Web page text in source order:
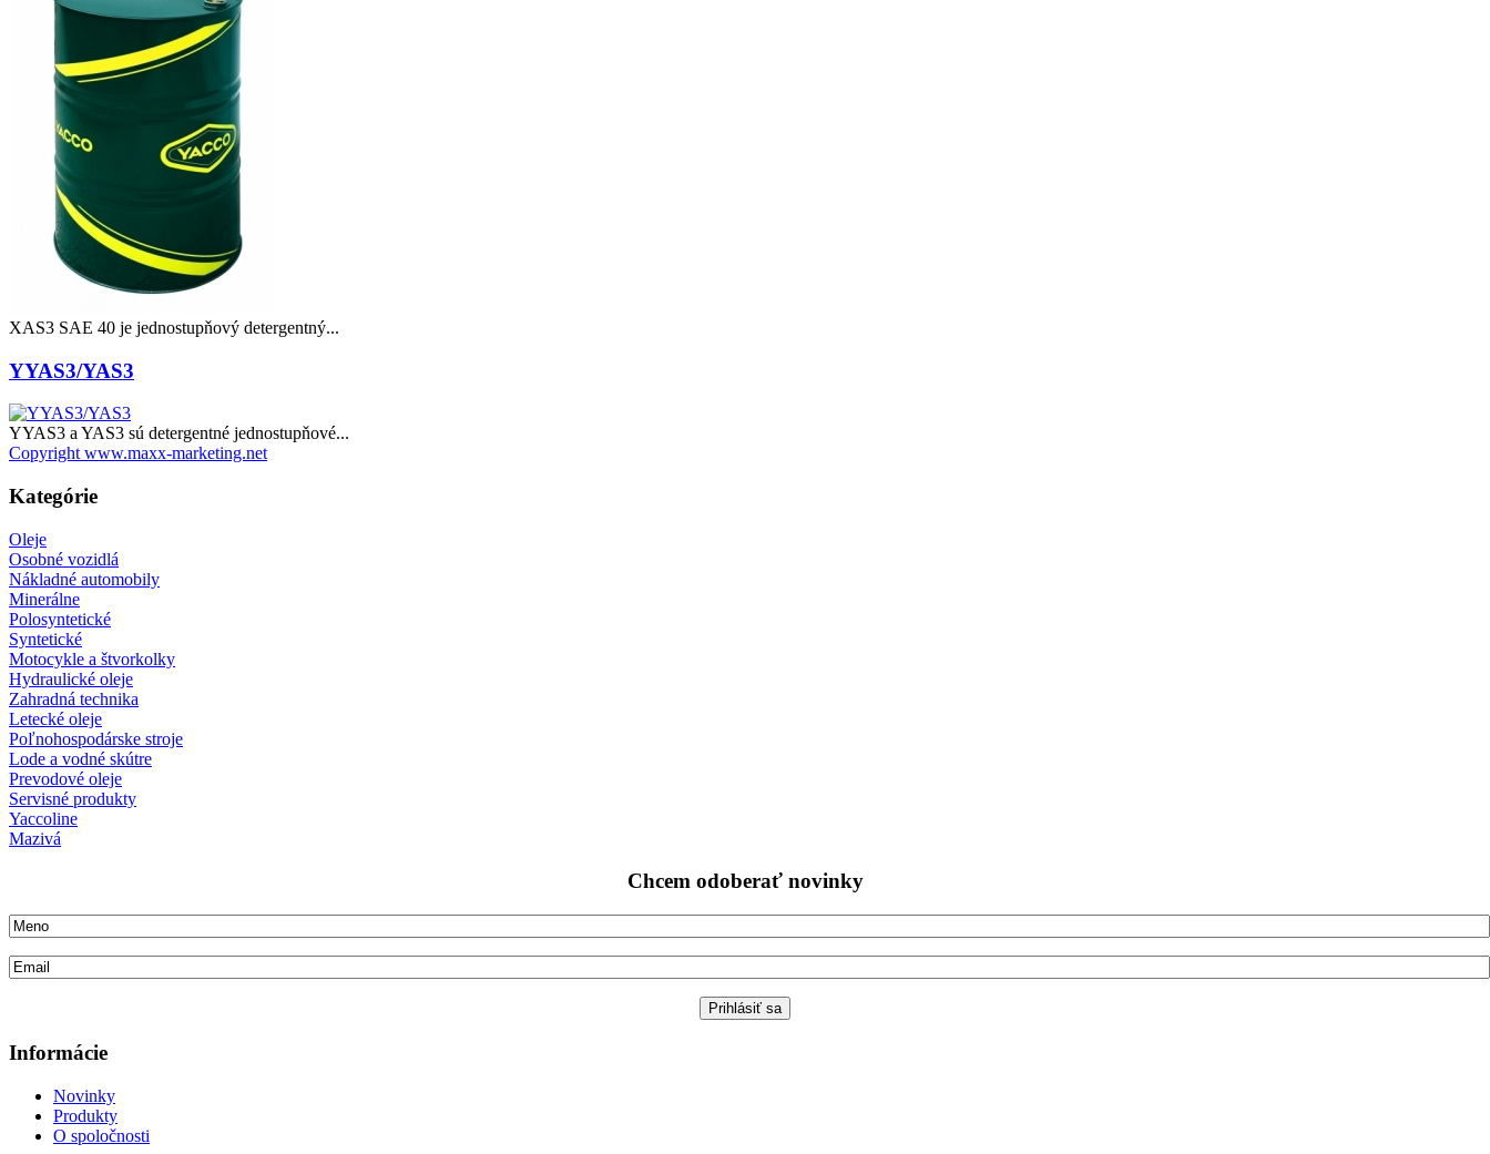
XAS3 SAE 40 je jednostupňový detergentný...
YYAS3/YAS3
YYAS3 a YAS3 sú detergentné jednostupňové...
Copyright www.maxx-marketing.net
Kategórie
Oleje
Osobné vozidlá
Nákladné automobily
Minerálne
Polosyntetické
Syntetické
Motocykle a štvorkolky
Hydraulické oleje
Zahradná technika
Letecké oleje
Poľnohospodárske stroje
Lode a vodné skútre
Prevodové oleje
Servisné produkty
Yaccoline
Mazivá
Chcem odoberať novinky
Informácie
Novinky
Produkty
O spoločnosti